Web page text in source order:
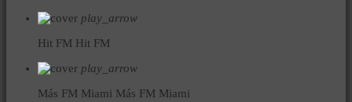
play_arrow
Hit FM Hit FM
play_arrow
Más FM Miami Más FM Miami